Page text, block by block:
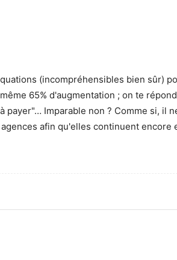
(incompréhensibles bien sûr)
65% d'augmentation ; on te
payer"… Imparable non ? Comme si, il
afin qu'elles continuent encore